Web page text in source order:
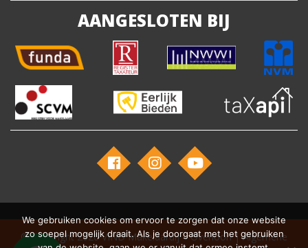
AANGESLOTEN BIJ
© Copyright 2026VIND Makelaardij – Overloon|Algemene
We gebruiken cookies om ervoor te zorgen dat onze website
zo soepel mogelijk draait. Als je doorgaat met het gebruiken